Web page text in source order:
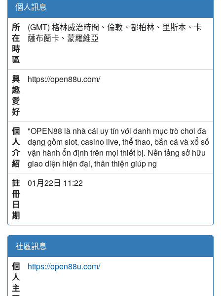
個人訊息
所
在
時
區
(GMT) 格林威治時間、倫敦、都柏林、里斯本、卡
薩布蘭卡、蒙羅維亞
興
趣
愛
好
https://open88u.com/
個
人
介
紹
"OPEN88 là nhà cái uy tín với danh mục trò chơi đa
dạng gồm slot, casino live, thể thao, bắn cá và xổ số
vận hành ổn định trên mọi thiết bị. Nền tảng sở hữu
giao diện hiện đại, thân thiện giúp ng
註
冊
日
期
01月22日 11:22
社區訊息
個
人
主
https://open88u.com/